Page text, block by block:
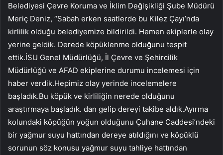
Belediyesi Çevre Koruma ve İklim Değişikliği Şube Müdürü
Meriç Deniz, “Sabah erken saatlerde bu Kilez Çayı’nda
kirlilik olduğu belediyemize bildirildi. Hemen ekiplerle olay
yerine geldik. Derede köpüklenme olduğunu tespit
ettik.İSU Genel Müdürlüğü, İl Çevre ve Şehircilik
Müdürlüğü ve AFAD ekiplerine durumu incelemesi için
haber verdik.Hepimiz olay yerinde incelemelere
başladık.Bu köpük ve kirliliğin nerede olduğunu
araştırmaya başladık. dan gelip dereyi takibe aldık.Ayırma
kolundaki köpüğün yoğun olduğunu Çuhane Caddesi’ndeki
bir yağmur suyu hattından dereye atıldığını ve köpüklü
sorunun söz konusu yağmur suyu tahliye hattından